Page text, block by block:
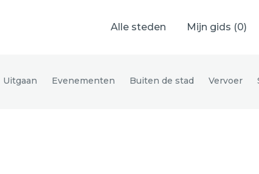
Alle steden Mijn gids (0)
Uitgaan Evenementen Buiten de stad Vervoer